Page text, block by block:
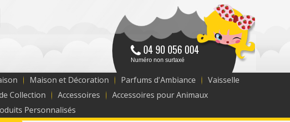
04 90 056 004
Numéro non surtaxé
Maison et Décoration Parfums d'Ambiance
Vaisselle
Collection Accessoires
Accessoires pour Animaux
Personnalisés